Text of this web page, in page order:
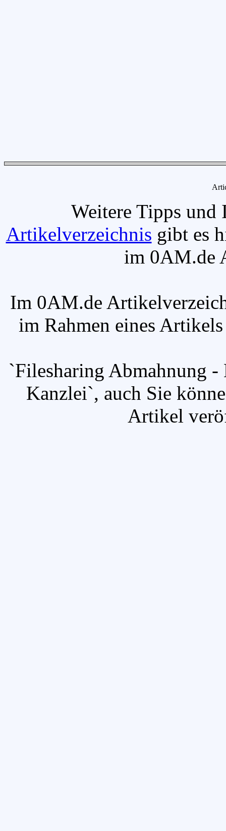
Weitere Tipps und
Artikelverzeichnis gibt es
im 0AM.de
Im 0AM.de
im Rahmen eines
`Filesharing Abmahnung -
Kanzlei`, auch Sie
Artikel